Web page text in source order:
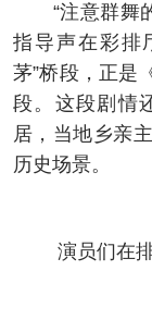
“注意群舞的
指导声在彩排
茅”桥段，正是
段。这段剧情
居，当地乡亲
历史场景。
演员们在排